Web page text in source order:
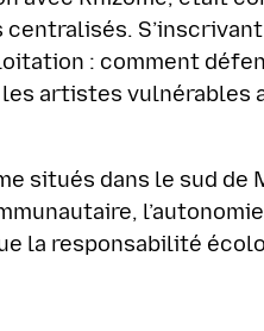
: comment
artistes vulnérables
situés dans le sud
la responsabilité